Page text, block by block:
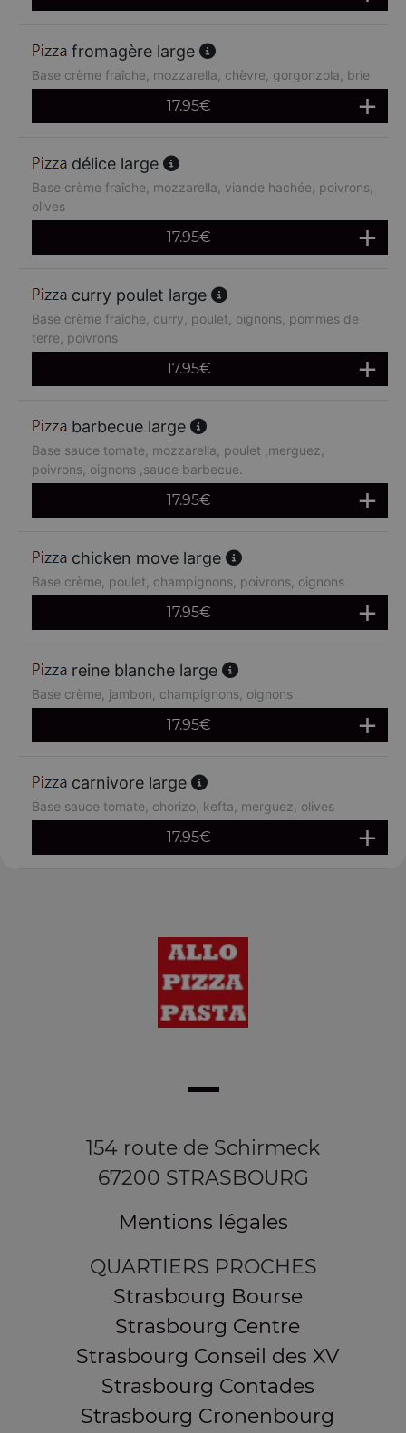
fromagère large
Base crème fraîche, mozzarella, chèvre, gorgonzola, brie
17.95€
délice large
Base crème fraîche, mozzarella, viande hachée, poivrons,
olives
17.95€
curry poulet large
Base crème fraîche, curry, poulet, oignons, pommes de
terre, poivrons
17.95€
barbecue large
Base sauce tomate, mozzarella, poulet ,merguez,
poivrons, oignons ,sauce barbecue.
17.95€
chicken move large
Base crème, poulet, champignons, poivrons, oignons
17.95€
reine blanche large
Base crème, jambon, champignons, oignons
17.95€
carnivore large
Base sauce tomate, chorizo, kefta, merguez, olives
17.95€
154 route de Schirmeck
67200 STRASBOURG
Mentions légales
QUARTIERS PROCHES
Strasbourg Bourse
Strasbourg Centre
Strasbourg Conseil des XV
Strasbourg Contades
Strasbourg Cronenbourg